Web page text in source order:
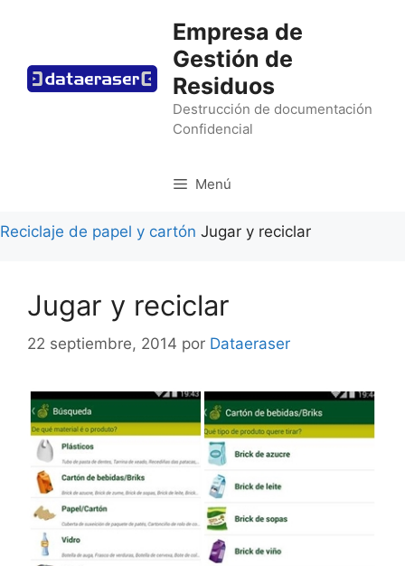
Empresa de
Gestión de
Residuos
Destrucción de documentación
Confidencial
Menú
Reciclaje de papel y cartón Jugar y reciclar
Jugar y reciclar
22 septiembre, 2014 por Dataeraser